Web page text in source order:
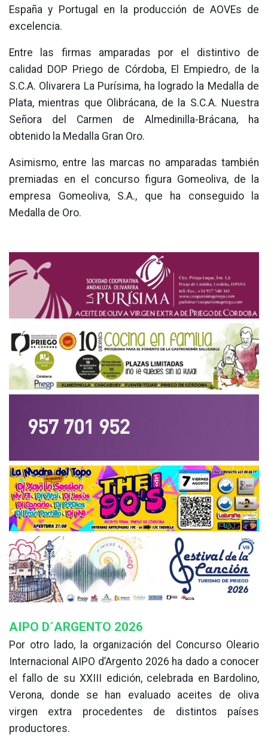
España y Portugal en la producción de AOVEs de
excelencia.
Entre las firmas amparadas por el distintivo de
calidad DOP Priego de Córdoba, El Empiedro, de la
S.C.A. Olivarera La Purísima, ha logrado la Medalla de
Plata, mientras que Olibrácana, de la S.C.A. Nuestra
Señora del Carmen de Almedinilla-Brácana, ha
obtenido la Medalla Gran Oro.
Asimismo, entre las marcas no amparadas también
premiadas en el concurso figura Gomeoliva, de la
empresa Gomeoliva, S.A., que ha conseguido la
Medalla de Oro.
AIPO D´ARGENTO 2026
Por otro lado, la organización del Concurso Oleario
Internacional AIPO d’Argento 2026 ha dado a conocer
el fallo de su XXIII edición, celebrada en Bardolino,
Verona, donde se han evaluado aceites de oliva
virgen extra procedentes de distintos países
productores.